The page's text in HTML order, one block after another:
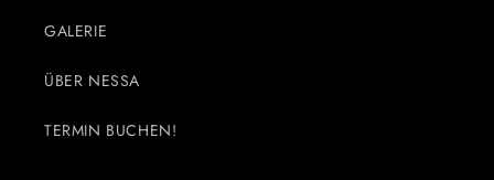
GALERIE
ÜBER NESSA
TERMIN BUCHEN!